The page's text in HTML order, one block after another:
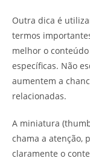
Outra dica é
termos
melhor o
específicas. Não
aumentem a
relacionadas.
A miniatura
chama a atenção,
claramente o